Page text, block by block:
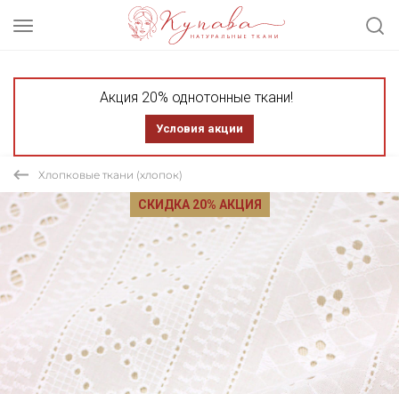
Акция 20% однотонные ткани!
Условия акции
Хлопковые ткани (хлопок)
СКИДКА 20% АКЦИЯ